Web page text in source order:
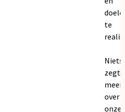
te
Niets
zegt
meer
over
onze